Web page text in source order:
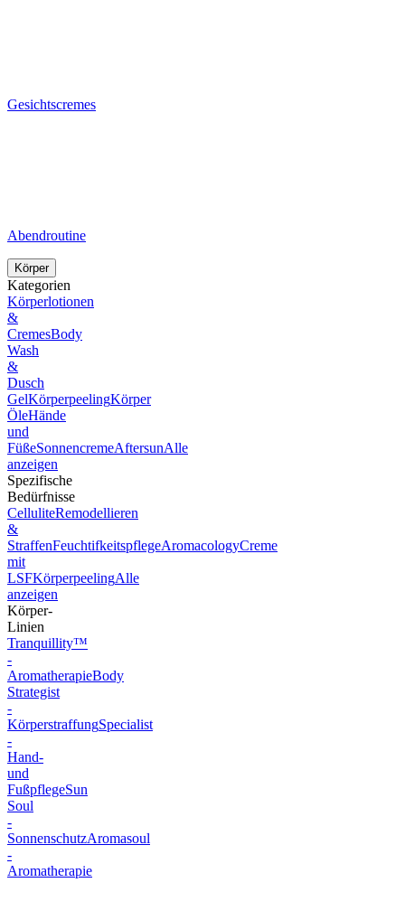
Gesichtscremes
Abendroutine
Körper
Kategorien
Körperlotionen
&
CremesBody
Wash
&
Dusch
GelKörperpeelingKörper
ÖleHände
und
FüßeSonnencremeAftersunAlle
anzeigen
Spezifische
Bedürfnisse
CelluliteRemodellieren
&
StraffenFeuchtifkeitspflegeAromacologyCreme
mit
LSFKörperpeelingAlle
anzeigen
Körper-
Linien
Tranquillity™
-
AromatherapieBody
Strategist
-
KörperstraffungSpecialist
-
Hand-
und
FußpflegeSun
Soul
-
SonnenschutzAromasoul
-
Aromatherapie